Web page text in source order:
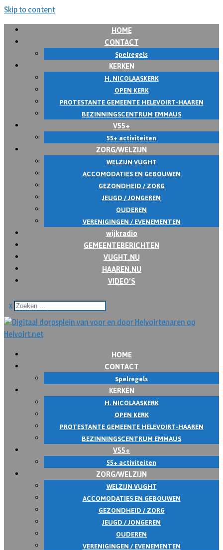
Skip to content
HOME
CONTACT
Spelregels
KERKEN
H. NICOLAASKERK
OPEN KERK
PROTESTANTE GEMEENTE HELEVOIRT-HAAREN
BEZINNINGSCENTRUM EMMAUS
V55+
55+ activiteiten
ZORG/WELZIJN
WELZIJN VUGHT
ACCOMODATIES EN GEBOUWEN
GEZONDHEID / ZORG
JEUGD / JONGEREN
OUDEREN
VERENIGINGEN / EVENEMENTEN
wijkradio
GEMEENTEBERICHTEN
VUGHT.NU
HAAREN.NU
VIDEO’S
x
HOME
CONTACT
Spelregels
KERKEN
H. NICOLAASKERK
OPEN KERK
PROTESTANTE GEMEENTE HELEVOIRT-HAAREN
BEZINNINGSCENTRUM EMMAUS
V55+
55+ activiteiten
ZORG/WELZIJN
WELZIJN VUGHT
ACCOMODATIES EN GEBOUWEN
GEZONDHEID / ZORG
JEUGD / JONGEREN
OUDEREN
VERENIGINGEN / EVENEMENTEN